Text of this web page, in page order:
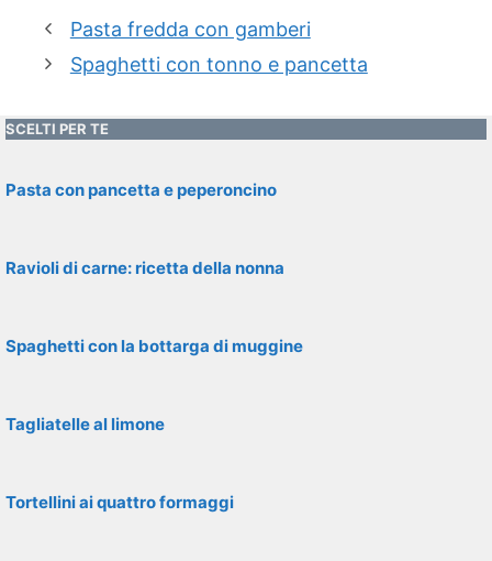
Pasta fredda con gamberi
Spaghetti con tonno e pancetta
SCELTI PER TE
Pasta con pancetta e peperoncino
Ravioli di carne: ricetta della nonna
Spaghetti con la bottarga di muggine
Tagliatelle al limone
Tortellini ai quattro formaggi